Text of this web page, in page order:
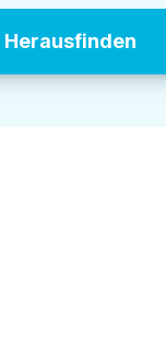
Herausfinden